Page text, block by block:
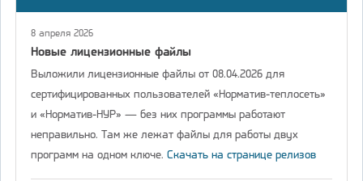
8 апреля 2026
Новые лицензионные файлы
Выложили лицензионные файлы от 08.04.2026 для
сертифицированных пользователей «Норматив-теплосеть»
и «Норматив-НУР» — без них программы работают
неправильно. Там же лежат файлы для работы двух
программ на одном ключе. Скачать на странице релизов